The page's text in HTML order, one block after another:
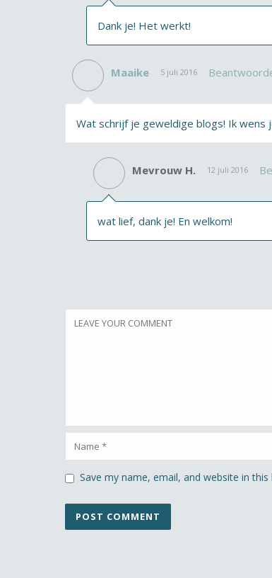
Dank je! Het werkt!
Maaike 5 juli 2016
Wat schrijf je geweldige blogs! Ik wens
Mevrouw H. 12 juli 2016
wat lief, dank je! En welkom!
Save my name, email, and website in